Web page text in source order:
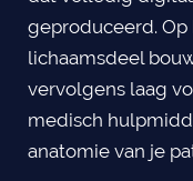
geproduceerd. Op
lichaamsdeel
vervolgens laag
medisch
anatomie van je